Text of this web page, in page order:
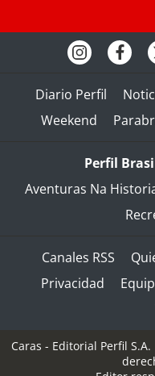
Diario Perfil
Weekend
Perfil
Aventuras Na
Canales RSS
Privacidad
Caras - Editorial Perfil S.A.